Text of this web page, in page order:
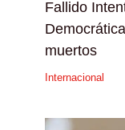
Fallido
muertos
Internacional